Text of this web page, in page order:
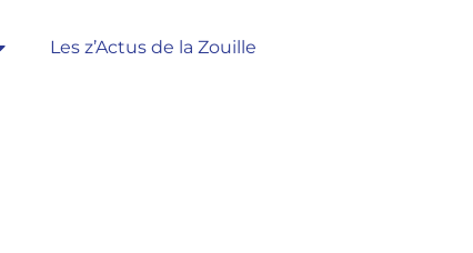
Les z’Actus de la Zouille